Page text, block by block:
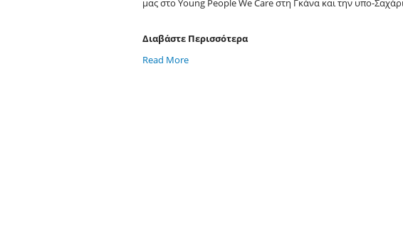
μας στο Young People We Care στη Γκάνα και την υπο-
Διαβάστε Περισσότερα
Read More